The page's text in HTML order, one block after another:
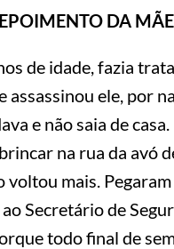
DA
de idade, fazia
assassinou ele, por
e não saia de
na rua da avó
voltou mais.
Secretário de
todo final de